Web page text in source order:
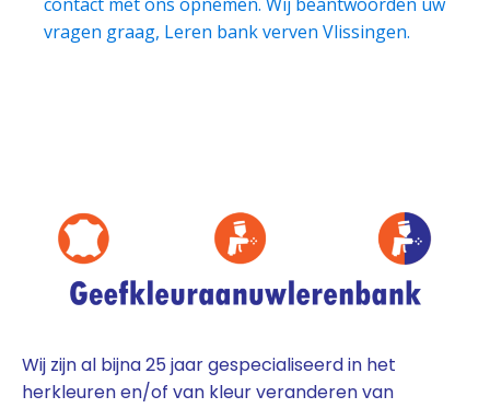
vragen graag, Leren bank verven Vlissingen.
Wij zijn al bijna 25 jaar gespecialiseerd in het
herkleuren en/of van kleur veranderen van